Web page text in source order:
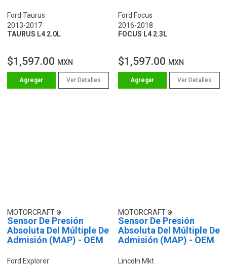
Ford Taurus
2013-2017
TAURUS L4 2.0L
$1,597.00 MXN
Ver Detalles
Ford Focus
2016-2018
FOCUS L4 2.3L
$1,597.00 MXN
Ver Detalles
MOTORCRAFT
Sensor De Presión
Absoluta Del Múltiple De
Admisión (MAP) - OEM
Ford Explorer
MOTORCRAFT
Sensor De Presión
Absoluta Del Múltiple De
Admisión (MAP) - OEM
Lincoln Mkt